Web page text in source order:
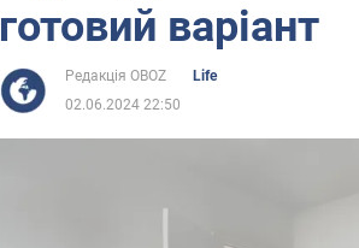
Життя
готовий варіант
Редакція OBOZ
Life
02.06.2024 22:50